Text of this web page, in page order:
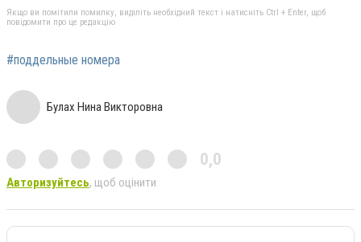
Якщо ви помітили помилку, виділіть необхідний текст і натисніть Ctrl + Enter, щоб
повідомити про це редакцію
#поддельные номера
Булах Нина Викторовна
0,0
Авторизуйтесь, щоб оцінити